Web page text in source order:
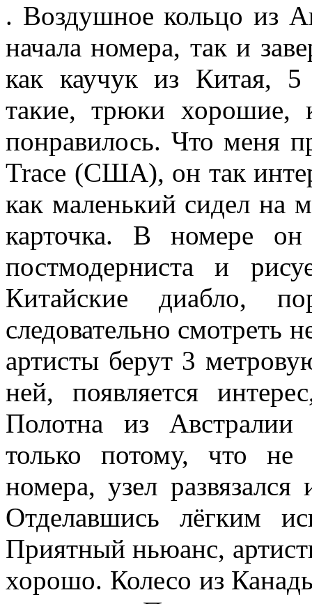
. Воздушное кольцо из
начала номера, так и
как каучук из Китая, 5
такие, трюки хорошие,
понравилось. Что меня
Trace (США), он так
как маленький сидел на
карточка. В номере он
постмодерниста и
Китайские диабло,
следовательно смотреть
артисты берут 3
ней, появляется
Полотна из
только потому, что не
номера, узел развязался
Отделавшись лёгким
Приятный ньюанс,
хорошо. Колесо из